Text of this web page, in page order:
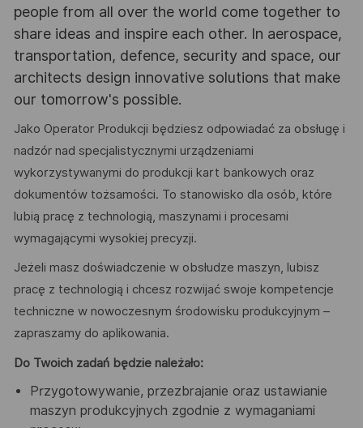
people from all over the world come together to
share ideas and inspire each other. In aerospace,
transportation, defence, security and space, our
architects design innovative solutions that make
our tomorrow's possible.
Jako Operator Produkcji będziesz odpowiadać za obsługę i
nadzór nad specjalistycznymi urządzeniami
wykorzystywanymi do produkcji kart bankowych oraz
dokumentów tożsamości. To stanowisko dla osób, które
lubią pracę z technologią, maszynami i procesami
wymagającymi wysokiej precyzji.
Jeżeli masz doświadczenie w obsłudze maszyn, lubisz
pracę z technologią i chcesz rozwijać swoje kompetencje
techniczne w nowoczesnym środowisku produkcyjnym –
zapraszamy do aplikowania.
Do Twoich zadań będzie należało:
Przygotowywanie, przezbrajanie oraz ustawianie
maszyn produkcyjnych zgodnie z wymaganiami